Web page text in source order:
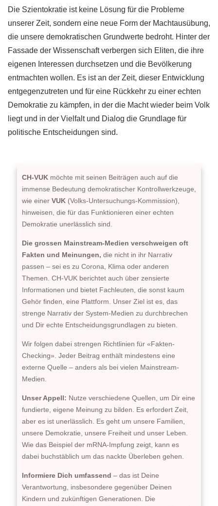
Die Szientokratie ist keine Lösung für die Probleme
unserer Zeit, sondern eine neue Form der Machtausübung,
die unsere demokratischen Grundwerte bedroht. Hinter der
Fassade der Wissenschaft verbergen sich Eliten, die ihre
eigenen Interessen durchsetzen und die Bevölkerung
entmachten wollen. Es ist an der Zeit, dieser Entwicklung
entgegenzutreten und für eine Rückkehr zu einer echten
Demokratie zu kämpfen, in der die Macht wieder beim Volk
liegt und in der Vielfalt und Dialog die Grundlage für
politische Entscheidungen sind.
CH-VUK möchte mit seinen Beiträgen auch auf die
immense Bedeutung demokratischer Kontrollwerkzeuge,
wie einer VUK (Volks-Untersuchungs-Kommission),
hinweisen, die für das Funktionieren einer echten
Demokratie unerlässlich sind.
Die grossen Mainstream-Medien verschweigen oft
Fakten und Meinungen, die nicht in ihr Narrativ
passen – sei es zu Corona, Klima oder anderen
Themen. CH-VUK berichtet auch über zensierte
Informationen und bietet Fachleuten, die sonst kaum
Gehör finden, eine Plattform. Unser Ziel ist es, das
strenge Narrativ der System-Medien zu durchbrechen
und Dir echte Entscheidungsgrundlagen zu bieten.
Wir folgen dabei strengen Richtlinien für «Fakten-
Checking». Jeder Beitrag enthält mindestens eine
externe Quelle – anders als bei vielen Mainstream-
Medien.
Unser Appell: Nutze verschiedene Quellen, um Dir eine
fundierte, eigene Meinung zu bilden. Es erfordert Zeit,
aber es ist unerlässlich. Es geht um unsere Familien,
unsere Demokratie, unsere Freiheit und unser Leben.
Wie das Beispiel der mRNA-Impfung zeigt, kann es
dabei buchstäblich um das nackte Überleben gehen.
Informiere Dich umfassend – das ist Deine
Verantwortung, insbesondere gegenüber Deinen
Kindern und zukünftigen Generationen. Die